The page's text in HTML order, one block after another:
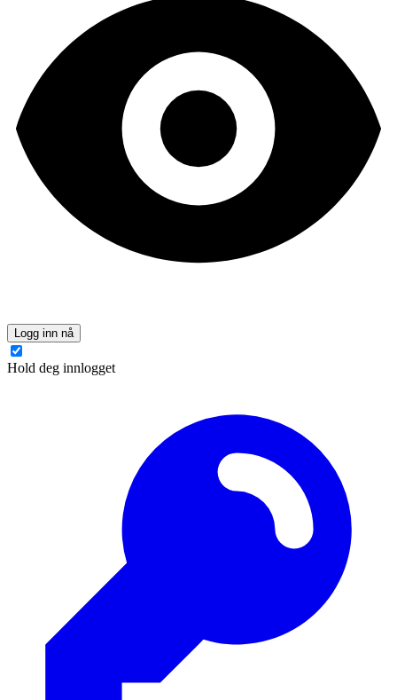
Logg inn nå
Hold deg innlogget